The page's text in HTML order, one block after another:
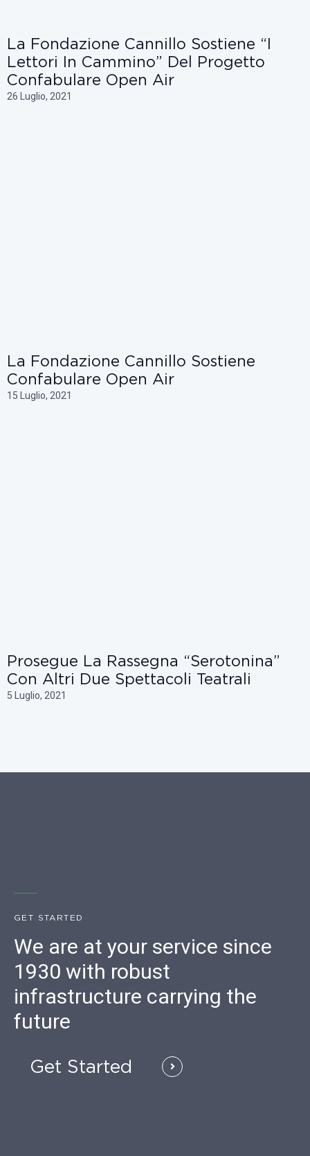
La Fondazione Cannillo Sostiene “i
Lettori In Cammino” Del Progetto
Confabulare Open Air
26 Luglio, 2021
La Fondazione Cannillo Sostiene
Confabulare Open Air
15 Luglio, 2021
Prosegue La Rassegna “Serotonina”
Con Altri Due Spettacoli Teatrali
5 Luglio, 2021
GET STARTED
We are at your service since
1930 with robust
infrastructure carrying the
future
Get Started